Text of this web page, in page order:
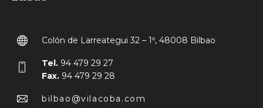
Colón de Larreategui 32 – 1º, 48008 Bilbao
Tel. 94 479 29 27
Fax. 94 479 29 28
bilbao@vilacoba.com